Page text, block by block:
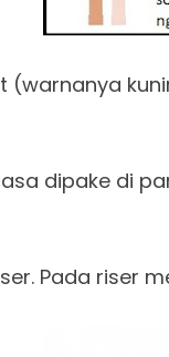
dipake di
Pada riser